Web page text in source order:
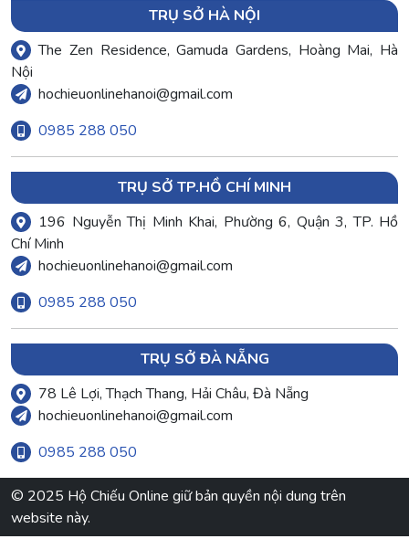
TRỤ SỞ HÀ NỘI
The Zen Residence, Gamuda Gardens, Hoàng Mai, Hà
Nội
hochieuonlinehanoi@gmail.com
0985 288 050
TRỤ SỞ TP.HỒ CHÍ MINH
196 Nguyễn Thị Minh Khai, Phường 6, Quận 3, TP. Hồ
Chí Minh
hochieuonlinehanoi@gmail.com
0985 288 050
TRỤ SỞ ĐÀ NẴNG
78 Lê Lợi, Thạch Thang, Hải Châu, Đà Nẵng
hochieuonlinehanoi@gmail.com
0985 288 050
© 2025 Hộ Chiếu Online giữ bản quyền nội dung trên
website này.